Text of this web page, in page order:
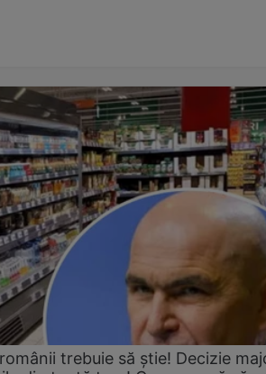
trebuie să știe! Decizie